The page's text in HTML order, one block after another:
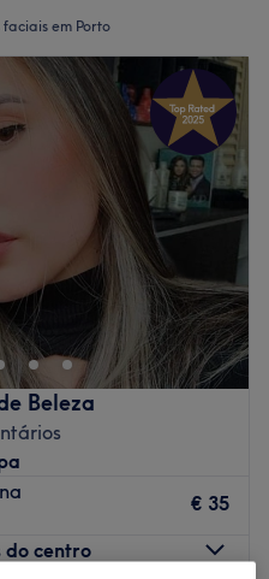
faciais em Porto
Beleza
€ 35
do centro